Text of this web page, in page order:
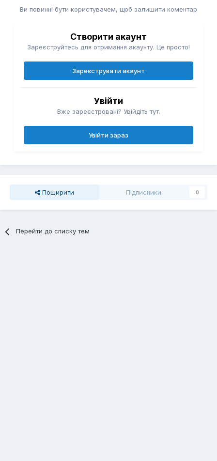
Ви повинні бути користувачем, щоб залишити коментар
Створити акаунт
Зареєструйтесь для отримання акаунту. Це просто!
Зареєструвати акаунт
Увійти
Вже зареєстровані? Увійдіть тут.
Увійти зараз
Поширити Підписники 0
Перейти до списку тем